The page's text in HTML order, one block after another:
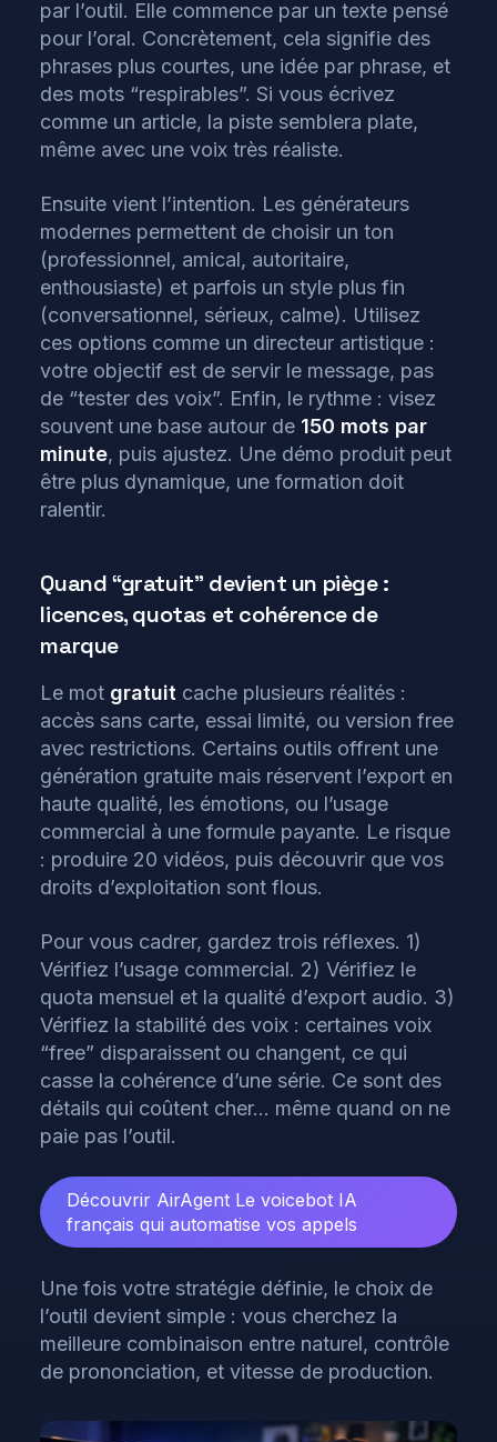
par l’outil. Elle commence par un texte pensé
pour l’oral. Concrètement, cela signifie des
phrases plus courtes, une idée par phrase, et
des mots “respirables”. Si vous écrivez
comme un article, la piste semblera plate,
même avec une voix très réaliste.
Ensuite vient l’intention. Les générateurs
modernes permettent de choisir un ton
(professionnel, amical, autoritaire,
enthousiaste) et parfois un style plus fin
(conversationnel, sérieux, calme). Utilisez
ces options comme un directeur artistique :
votre objectif est de servir le message, pas
de “tester des voix”. Enfin, le rythme : visez
souvent une base autour de 150 mots par
minute, puis ajustez. Une démo produit peut
être plus dynamique, une formation doit
ralentir.
Quand “gratuit” devient un piège :
licences, quotas et cohérence de
marque
Le mot gratuit cache plusieurs réalités :
accès sans carte, essai limité, ou version free
avec restrictions. Certains outils offrent une
génération gratuite mais réservent l’export en
haute qualité, les émotions, ou l’usage
commercial à une formule payante. Le risque
: produire 20 vidéos, puis découvrir que vos
droits d’exploitation sont flous.
Pour vous cadrer, gardez trois réflexes. 1)
Vérifiez l’usage commercial. 2) Vérifiez le
quota mensuel et la qualité d’export audio. 3)
Vérifiez la stabilité des voix : certaines voix
“free” disparaissent ou changent, ce qui
casse la cohérence d’une série. Ce sont des
détails qui coûtent cher… même quand on ne
paie pas l’outil.
Découvrir AirAgent Le voicebot IA
français qui automatise vos appels
Une fois votre stratégie définie, le choix de
l’outil devient simple : vous cherchez la
meilleure combinaison entre naturel, contrôle
de prononciation, et vitesse de production.